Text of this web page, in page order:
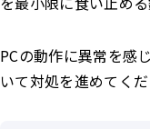
PCの動作に異常を感
いて対処を進めてくだ